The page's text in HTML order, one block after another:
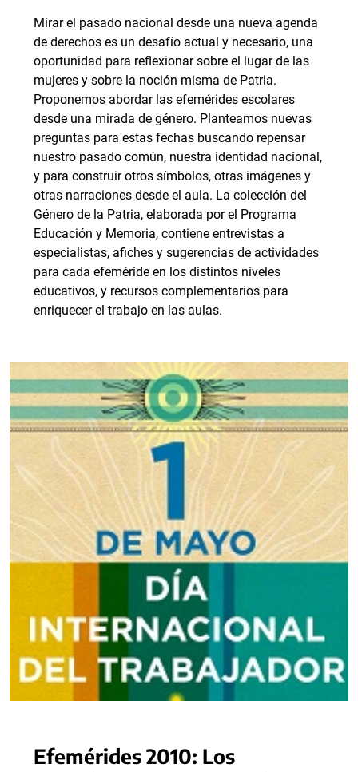
Mirar el pasado nacional desde una nueva agenda
de derechos es un desafío actual y necesario, una
oportunidad para reflexionar sobre el lugar de las
mujeres y sobre la noción misma de Patria.
Proponemos abordar las efemérides escolares
desde una mirada de género. Planteamos nuevas
preguntas para estas fechas buscando repensar
nuestro pasado común, nuestra identidad nacional,
y para construir otros símbolos, otras imágenes y
otras narraciones desde el aula. La colección del
Género de la Patria, elaborada por el Programa
Educación y Memoria, contiene entrevistas a
especialistas, afiches y sugerencias de actividades
para cada efeméride en los distintos niveles
educativos, y recursos complementarios para
enriquecer el trabajo en las aulas.
Efemérides 2010: Los